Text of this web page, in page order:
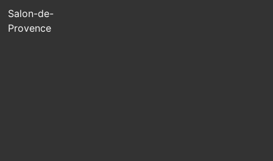
Salon-de-
Provence